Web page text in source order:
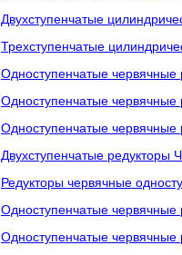
Двухступенчатые
Трехступенчатые
Одноступенчатые
Одноступенчатые
Одноступенчатые червячные
Двухступенчатые редукторы
Редукторы червячные
Одноступенчатые червячные
Одноступенчатые